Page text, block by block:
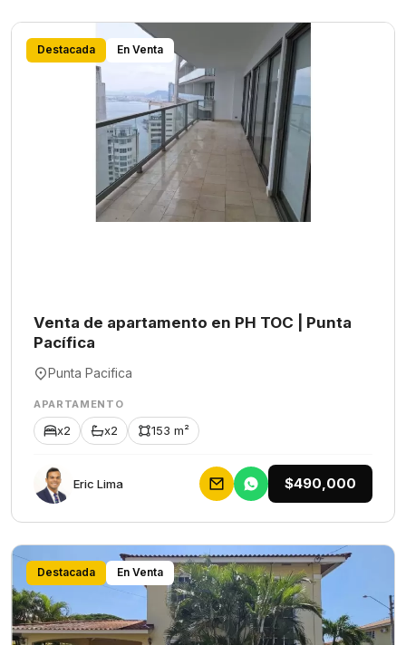
Destacada En Venta
Venta de apartamento en PH TOC | Punta
Pacífica
Punta Pacifica
APARTAMENTO
x2 x2 153 m²
Eric Lima $490,000
Destacada En Venta